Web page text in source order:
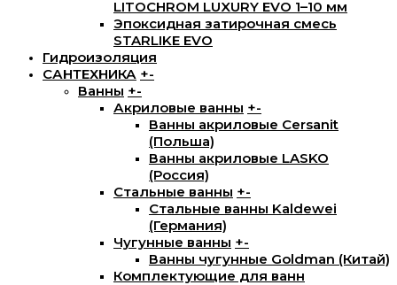
LITOCHROM LUXURY EVO 1–10 мм
Эпоксидная затирочная смесь
STARLIKE EVO
Гидроизоляция
САНТЕХНИКА +-
Ванны +-
Акриловые ванны +-
Ванны акриловые Cersanit
(Польша)
Ванны акриловые LASKO
(Россия)
Стальные ванны +-
Стальные ванны Kaldewei
(Германия)
Чугунные ванны +-
Ванны чугунные Goldman (Китай)
Комплектующие для ванн